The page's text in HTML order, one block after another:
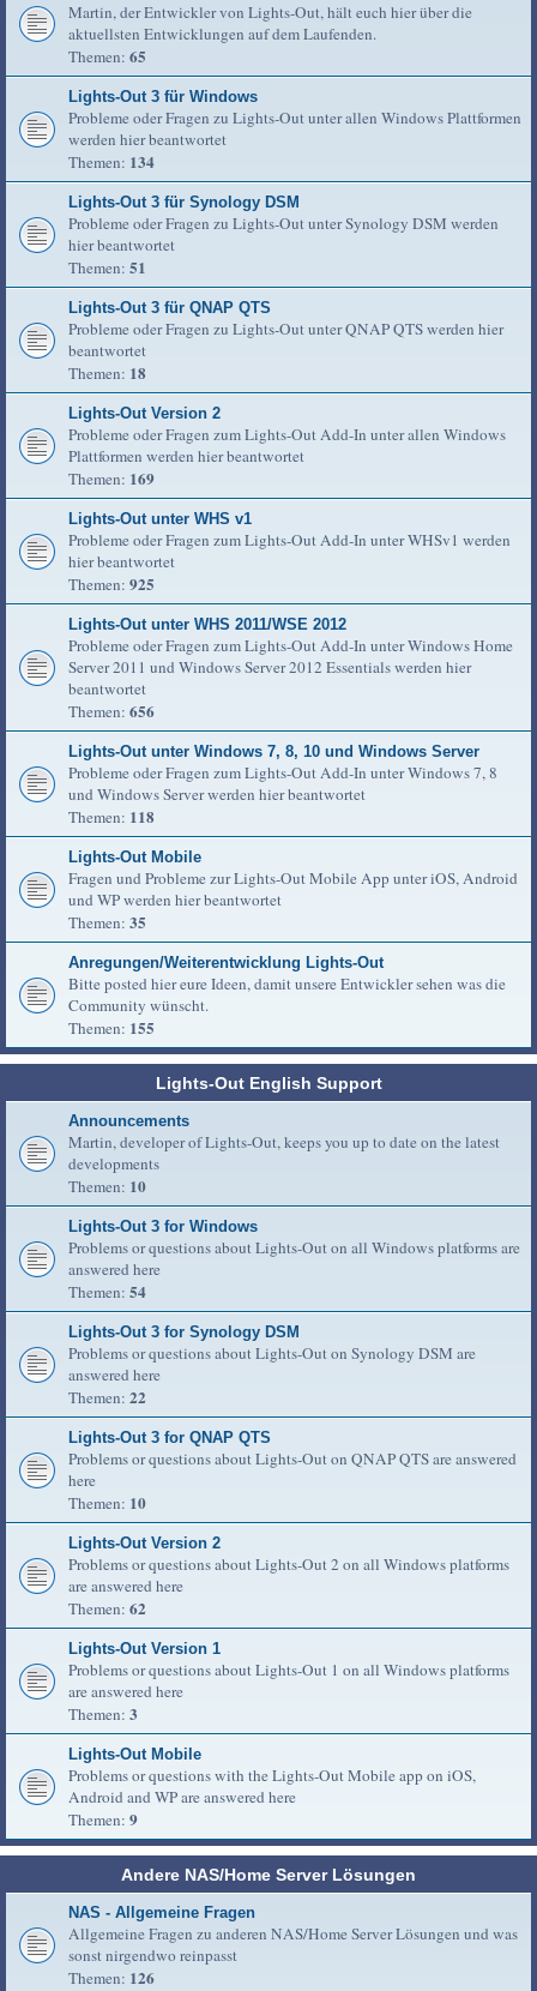
Martin, der Entwickler von Lights-Out, hält euch hier über die
aktuellsten Entwicklungen auf dem Laufenden.
Themen: 65
Lights-Out 3 für Windows
Probleme oder Fragen zu Lights-Out unter allen Windows Plattformen
werden hier beantwortet
Themen: 134
Lights-Out 3 für Synology DSM
Probleme oder Fragen zu Lights-Out unter Synology DSM werden
hier beantwortet
Themen: 51
Lights-Out 3 für QNAP QTS
Probleme oder Fragen zu Lights-Out unter QNAP QTS werden hier
beantwortet
Themen: 18
Lights-Out Version 2
Probleme oder Fragen zum Lights-Out Add-In unter allen Windows
Plattformen werden hier beantwortet
Themen: 169
Lights-Out unter WHS v1
Probleme oder Fragen zum Lights-Out Add-In unter WHSv1 werden
hier beantwortet
Themen: 925
Lights-Out unter WHS 2011/WSE 2012
Probleme oder Fragen zum Lights-Out Add-In unter Windows Home
Server 2011 und Windows Server 2012 Essentials werden hier
beantwortet
Themen: 656
Lights-Out unter Windows 7, 8, 10 und Windows Server
Probleme oder Fragen zum Lights-Out Add-In unter Windows 7, 8
und Windows Server werden hier beantwortet
Themen: 118
Lights-Out Mobile
Fragen und Probleme zur Lights-Out Mobile App unter iOS, Android
und WP werden hier beantwortet
Themen: 35
Anregungen/Weiterentwicklung Lights-Out
Bitte posted hier eure Ideen, damit unsere Entwickler sehen was die
Community wünscht.
Themen: 155
Lights-Out English Support
Announcements
Martin, developer of Lights-Out, keeps you up to date on the latest
developments
Themen: 10
Lights-Out 3 for Windows
Problems or questions about Lights-Out on all Windows platforms are
answered here
Themen: 54
Lights-Out 3 for Synology DSM
Problems or questions about Lights-Out on Synology DSM are
answered here
Themen: 22
Lights-Out 3 for QNAP QTS
Problems or questions about Lights-Out on QNAP QTS are answered
here
Themen: 10
Lights-Out Version 2
Problems or questions about Lights-Out 2 on all Windows platforms
are answered here
Themen: 62
Lights-Out Version 1
Problems or questions about Lights-Out 1 on all Windows platforms
are answered here
Themen: 3
Lights-Out Mobile
Problems or questions with the Lights-Out Mobile app on iOS,
Android and WP are answered here
Themen: 9
Andere NAS/Home Server Lösungen
NAS - Allgemeine Fragen
Allgemeine Fragen zu anderen NAS/Home Server Lösungen und was
sonst nirgendwo reinpasst
Themen: 126